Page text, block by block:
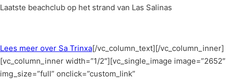
Laatste beachclub op het strand van Las Salinas
Lees meer over Sa Trinxa[/vc_column_text][/vc_column_inner]
[vc_column_inner width=”1/2″][vc_single_image image=”2652″
img_size=”full” onclick=”custom_link”